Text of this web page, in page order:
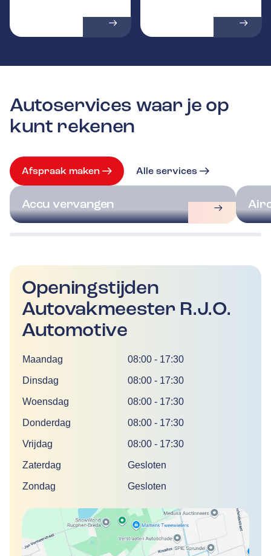
Autoservices waar je op
kunt rekenen
Afspraak maken Alle services
Accu vervangen
Openingstijden
Autovakmeester R.J.O.
Automotive
DagTijd
Maandag 08:00 - 17:30
Dinsdag 08:00 - 17:30
Woensdag 08:00 - 17:30
Donderdag 08:00 - 17:30
Vrijdag 08:00 - 17:30
Zaterdag Gesloten
Zondag Gesloten